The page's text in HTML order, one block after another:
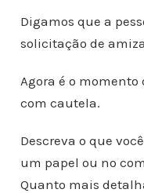
Digamos que a
solicitação de
Agora é o
com cautela.
Descreva o que
um papel ou no
Quanto mais